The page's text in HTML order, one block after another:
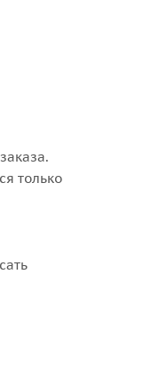
только